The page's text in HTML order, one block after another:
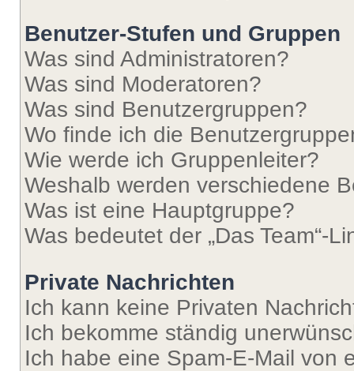
Benutzer-Stufen und Gruppen
Was sind Administratoren?
Was sind Moderatoren?
Was sind Benutzergruppen?
Wo finde ich die
Wie werde ich Gruppenleiter?
Weshalb werden verschiedene
Was ist eine Hauptgruppe?
Was bedeutet der „Das Team“-
Private Nachrichten
Ich kann keine Privaten
Ich bekomme ständig
Ich habe eine Spam-E-Mail von